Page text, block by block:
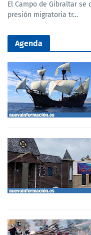
El Campo de Gibraltar
presión migratoria tr…
Agenda